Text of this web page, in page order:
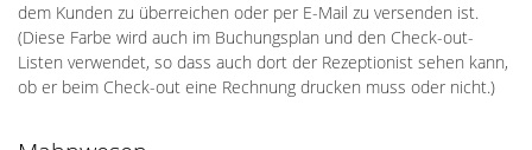
dem Kunden zu überreichen oder per E-Mail zu versenden ist.
(Diese Farbe wird auch im Buchungsplan und den Check-out-
Listen verwendet, so dass auch dort der Rezeptionist sehen kann,
ob er beim Check-out eine Rechnung drucken muss oder nicht.)